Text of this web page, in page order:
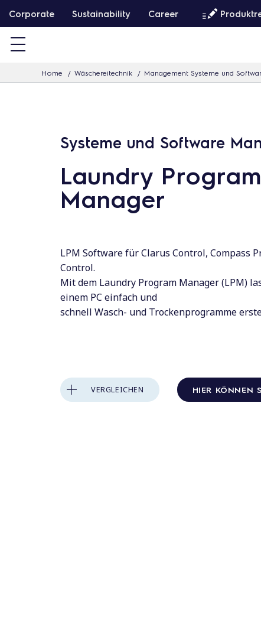
W
e
Corporate Sustainability Career
Home Wäschereitechnik Management Systeme und
Systeme und Software
Laundry Program
Manager
LPM Software für Clarus Control, Compass
Control.
Mit dem Laundry Program Manager (LPM)
einem PC einfach und
schnell Wasch- und Trockenprogramme
VERGLEICHEN HIER KÖNNEN